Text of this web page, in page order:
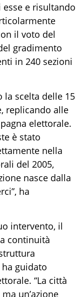
e risultando
il voto del
gradimento
in 240 sezioni
la scelta delle 15
replicando alle
elettorale.
è stato
nella
del 2005,
nasce dalla
ha
intervento, il
continuità
guidato
“La città
un’azione